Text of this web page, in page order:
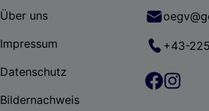
Über uns
Impressum
Datenschutz
Bildernachweis
+43-